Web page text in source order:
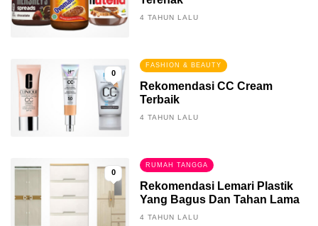
4 TAHUN LALU
0
FASHION & BEAUTY
Rekomendasi CC Cream
Terbaik
4 TAHUN LALU
0
RUMAH TANGGA
Rekomendasi Lemari Plastik
Yang Bagus Dan Tahan Lama
4 TAHUN LALU